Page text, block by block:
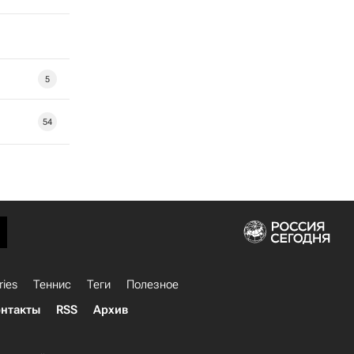
5
54
Теннис Теги
Полезное
RSS Архив